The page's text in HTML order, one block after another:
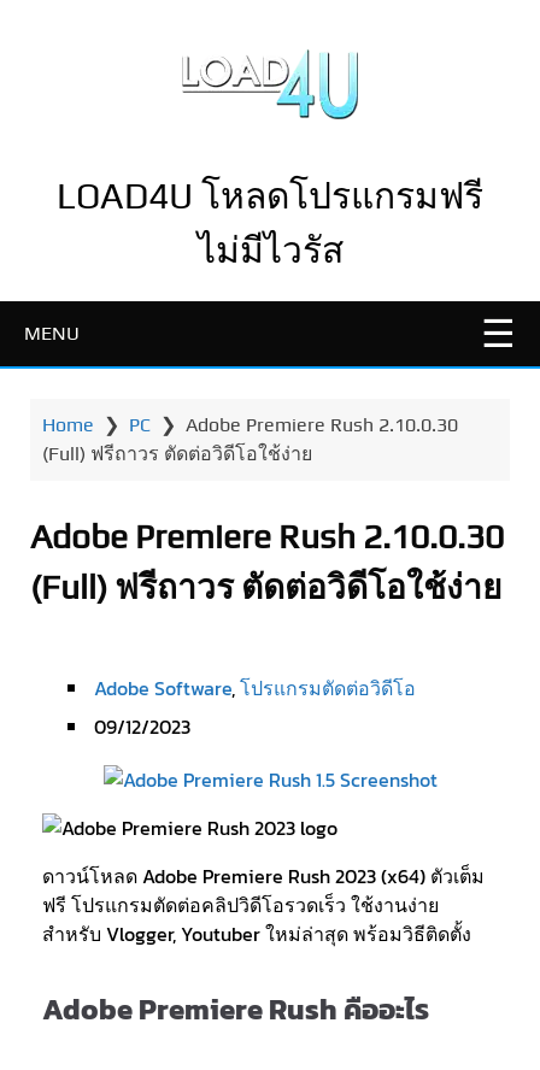
LOAD4U โหลดโปรแกรมฟรี
ไม่มีไวรัส
MENU
Home ❯ PC ❯ Adobe Premiere Rush 2.10.0.30
(Full) ฟรีถาวร ตัดต่อวิดีโอใช้ง่าย
Adobe Premiere Rush 2.10.0.30
(Full) ฟรีถาวร ตัดต่อวิดีโอใช้ง่าย
Adobe Software,โปรแกรมตัดต่อวิดีโอ
09/12/2023
ดาวน์โหลด Adobe Premiere Rush 2023 (x64) ตัวเต็ม
ฟรี โปรแกรมตัดต่อคลิปวิดีโอรวดเร็ว ใช้งานง่าย
สำหรับ Vlogger, Youtuber ใหม่ล่าสุด พร้อมวิธีติดตั้ง
Adobe Premiere Rush คืออะไร